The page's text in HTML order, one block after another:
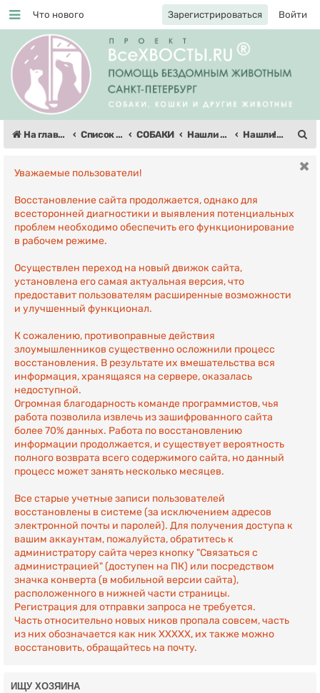
Что нового Войти
Зарегистрироваться
Регистрация
На главную Список форумов СОБАКИ Нашли собаку! Нашли!: Карелия/Петрозаводск
Уважаемые пользователи!
Восстановление сайта продолжается, однако для
всесторонней диагностики и выявления потенциальных
проблем необходимо обеспечить его функционирование
в рабочем режиме.
Осуществлен переход на новый движок сайта,
установлена его самая актуальная версия, что
предоставит пользователям расширенные возможности
и улучшенный функционал.
К сожалению, противоправные действия
злоумышленников существенно осложнили процесс
восстановления. В результате их вмешательства вся
информация, хранящаяся на сервере, оказалась
недоступной.
Огромная благодарность команде программистов, чья
работа позволила извлечь из зашифрованного сайта
более 70% данных. Работа по восстановлению
информации продолжается, и существует вероятность
полного возврата всего содержимого сайта, но данный
процесс может занять несколько месяцев.
Все старые учетные записи пользователей
восстановлены в системе (за исключением адресов
электронной почты и паролей). Для получения доступа к
вашим аккаунтам, пожалуйста, обратитесь к
администратору сайта через кнопку "Связаться с
администрацией" (доступен на ПК) или посредством
значка конверта (в мобильной версии сайта),
расположенного в нижней части страницы.
Регистрация для отправки запроса не требуется.
Часть относительно новых ников пропала совсем, часть
из них обозначается как ник ХХХХХ, их также можно
восстановить, обращайтесь на почту.
ИЩУ ХОЗЯИНА